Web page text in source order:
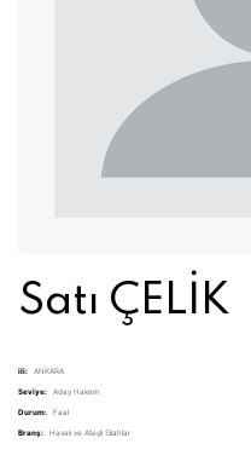
Satı ÇELİK
ili: ANKARA
Seviye: Aday Hakem
Durum: Faal
Branş: Havalı ve Ateşli Silahlar